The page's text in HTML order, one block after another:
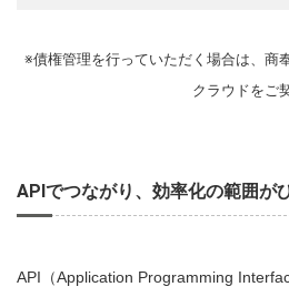
※債権管理を行っていただく場合は、商
クラウドをご
APIでつながり、効率化の範囲が
API（Application Programming